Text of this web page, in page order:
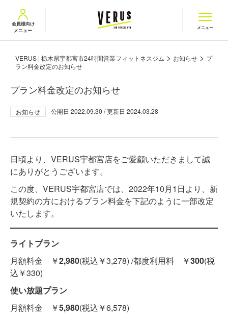
VERUS ヴェルス
会員様向け
メニュー
メニュー
VERUS | 栃木県宇都宮市24時間営業フィットネスジム > お知らせ > プ
ラン料金改定のお知らせ
プラン料金改定のお知らせ
お知らせ 公開日 2022.09.30 / 更新日 2024.03.28
日頃より、VERUS宇都宮店をご愛顧いただきまして誠
にありがとうございます。
この度、VERUS宇都宮店では、2022年10月1日より、新
規契約の方におけるプラン料金を下記のように一部改定
いたします。
ライトプラン
月額料金 ￥2,980(税込￥3,278) /都度利用料 ￥300(税
込￥330)
使い放題プラン
月額料金 ￥5,980(税込￥6,578)